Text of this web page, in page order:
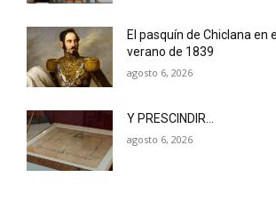
El pasquín de Chiclana en el
verano de 1839
agosto 6, 2026
Y PRESCINDIR…
agosto 6, 2026